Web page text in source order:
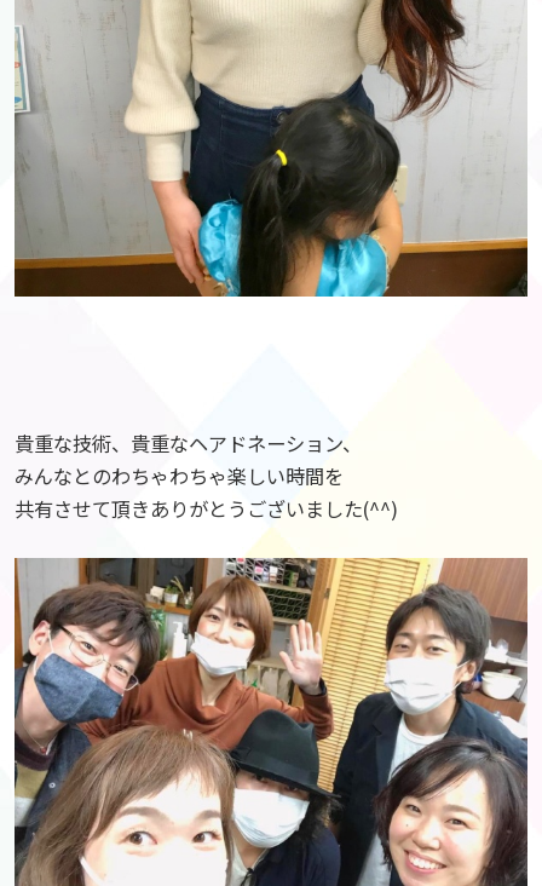
貴重な技術、貴重なヘアドネーション、
みんなとのわちゃわちゃ楽しい時間を
共有させて頂きありがとうございました(^^)